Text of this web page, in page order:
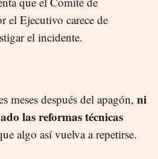
el Ejecutivo carece de
el incidente.
meses después del apagón, ni
las reformas técnicas
algo así vuelva a repetirse.